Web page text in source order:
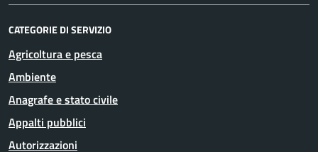
CATEGORIE DI SERVIZIO
Agricoltura e pesca
Ambiente
Anagrafe e stato civile
Appalti pubblici
Autorizzazioni